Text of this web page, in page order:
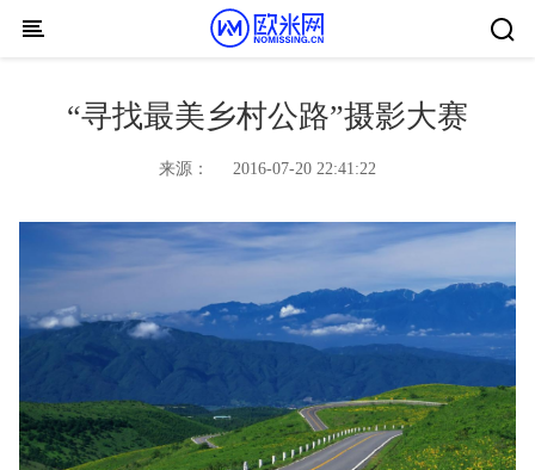
Skip to content
“寻找最美乡村公路”摄影大赛
来源： 2016-07-20 22:41:22